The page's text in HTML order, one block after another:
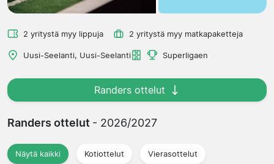
2 yritystä myy lippuja 2 yritystä myy matkapaketteja
Uusi-Seelanti, Uusi-Seelanti Superligaen
Randers ottelut
Randers ottelut - 2026/2027
Näytä kaikki Kotiottelut Vierasottelut